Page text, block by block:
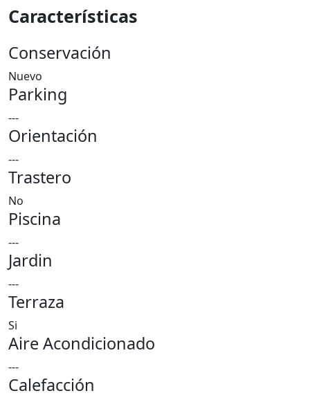
Características
Conservación
Nuevo
Parking
---
Orientación
---
Trastero
No
Piscina
---
Jardin
---
Terraza
Si
Aire Acondicionado
---
Calefacción